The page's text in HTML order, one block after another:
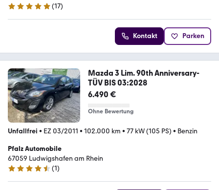
5 Sterne
(17)
Kontakt Parken
Mazda 3 Lim. 90th Anniversary-
TÜV BIS 03:2028
6.490 €
Ohne Bewertung
Unfallfrei • EZ 03/2011 • 102.000 km • 77 kW (105 PS) • Benzin
Pfalz Automobile
67059 Ludwigshafen am Rhein
4.3 Sterne
(1)